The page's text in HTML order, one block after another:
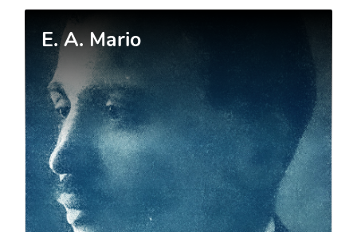
E. A. Mario